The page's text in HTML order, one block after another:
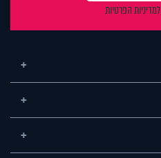
למדיניות הפרטיות